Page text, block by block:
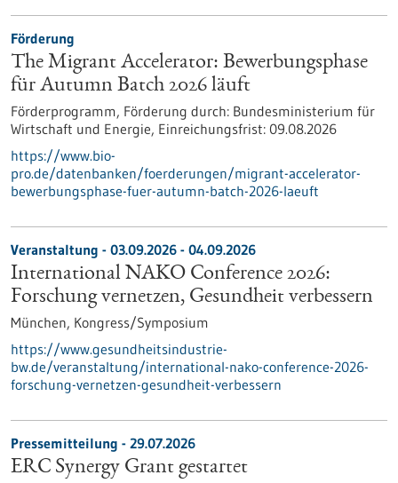
Förderung
The Migrant Accelerator: Bewerbungsphase
für Autumn Batch 2026 läuft
Förderprogramm, Förderung durch: Bundesministerium für
Wirtschaft und Energie, Einreichungsfrist: 09.08.2026
https://www.bio-
pro.de/datenbanken/foerderungen/migrant-accelerator-
bewerbungsphase-fuer-autumn-batch-2026-laeuft
Veranstaltung - 03.09.2026 - 04.09.2026
International NAKO Conference 2026:
Forschung vernetzen, Gesundheit verbessern
München, Kongress/Symposium
https://www.gesundheitsindustrie-
bw.de/veranstaltung/international-nako-conference-2026-
forschung-vernetzen-gesundheit-verbessern
Pressemitteilung - 29.07.2026
ERC Synergy Grant gestartet